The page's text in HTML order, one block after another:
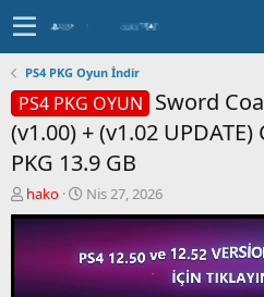
PS4 PKG Oyun İndir
PS4 PKG OYUN Sword
(v1.00) + (v1.02 UPDATE)
PKG 13.9 GB
K
o
n
y
hako
B
a
ş
l
a
n
Nis 27, 2026